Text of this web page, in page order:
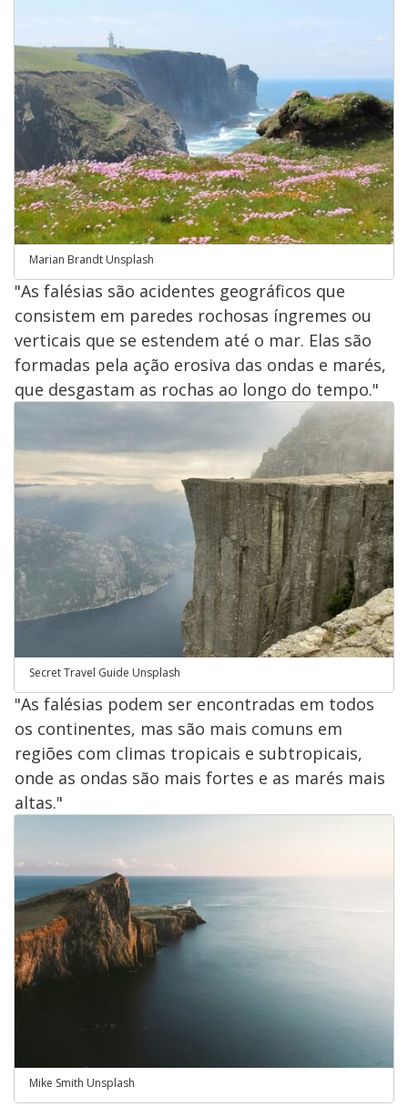
Marian Brandt Unsplash
"As falésias são acidentes geográficos que
consistem em paredes rochosas íngremes ou
verticais que se estendem até o mar. Elas são
formadas pela ação erosiva das ondas e marés,
que desgastam as rochas ao longo do tempo."
Secret Travel Guide Unsplash
"As falésias podem ser encontradas em todos
os continentes, mas são mais comuns em
regiões com climas tropicais e subtropicais,
onde as ondas são mais fortes e as marés mais
altas."
Mike Smith Unsplash